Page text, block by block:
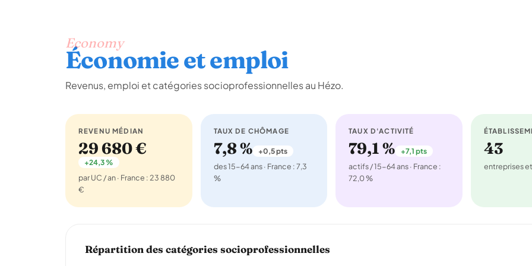
Economy
Économie et emploi
Revenus, emploi et catégories socioprofessionnelles au Hézo.
REVENU MÉDIAN
29 680 €
+24,3 %
par UC / an · France : 23 880
€
TAUX DE CHÔMAGE
7,8 % +0,5 pts
des 15-64 ans · France : 7,3
%
TAUX D'ACTIVITÉ
79,1 % +7,1 pts
actifs / 15-64 ans · France :
72,0 %
43
entreprises
Répartition des catégories socioprofessionnelles